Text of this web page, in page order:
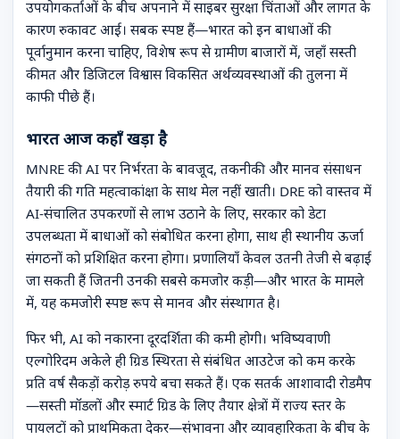
उपयोगकर्ताओं के बीच अपनाने में साइबर सुरक्षा चिंताओं और लागत के
कारण रुकावट आई। सबक स्पष्ट हैं—भारत को इन बाधाओं की
पूर्वानुमान करना चाहिए, विशेष रूप से ग्रामीण बाजारों में, जहाँ सस्ती
कीमत और डिजिटल विश्वास विकसित अर्थव्यवस्थाओं की तुलना में
काफी पीछे हैं।
भारत आज कहाँ खड़ा है
MNRE की AI पर निर्भरता के बावजूद, तकनीकी और मानव संसाधन
तैयारी की गति महत्वाकांक्षा के साथ मेल नहीं खाती। DRE को वास्तव में
AI-संचालित उपकरणों से लाभ उठाने के लिए, सरकार को डेटा
उपलब्धता में बाधाओं को संबोधित करना होगा, साथ ही स्थानीय ऊर्जा
संगठनों को प्रशिक्षित करना होगा। प्रणालियाँ केवल उतनी तेजी से बढ़ाई
जा सकती हैं जितनी उनकी सबसे कमजोर कड़ी—और भारत के मामले
में, यह कमजोरी स्पष्ट रूप से मानव और संस्थागत है।
फिर भी, AI को नकारना दूरदर्शिता की कमी होगी। भविष्यवाणी
एल्गोरिदम अकेले ही ग्रिड स्थिरता से संबंधित आउटेज को कम करके
प्रति वर्ष सैकड़ों करोड़ रुपये बचा सकते हैं। एक सतर्क आशावादी रोडमैप
—सस्ती मॉडलों और स्मार्ट ग्रिड के लिए तैयार क्षेत्रों में राज्य स्तर के
पायलटों को प्राथमिकता देकर—संभावना और व्यावहारिकता के बीच के